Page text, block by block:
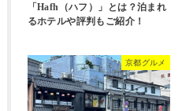
「Hafh（ハフ）」とは？泊まれ
るホテルや評判もご紹介！
京都グルメ